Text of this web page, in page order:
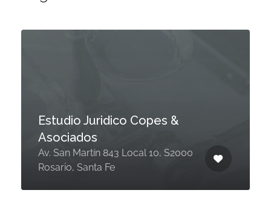
Estudio Juridico Copes &
Asociados
Av. San Martín 843 Local 10, S2000
Rosario, Santa Fe